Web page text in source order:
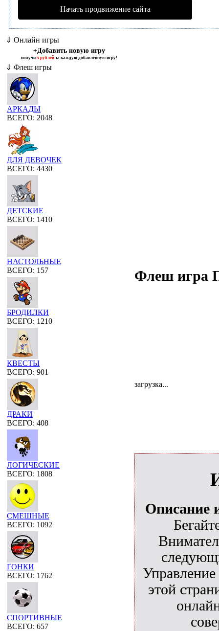
Начать продвижение сайта
⇓ Онлайн игры
+Добавить новую игру
получи 5 рублейза каждую добавленную игру!
⇓ Флеш игры
АРКАДЫ
ВСЕГО: 2048
ДЛЯ ДЕВОЧЕК
ВСЕГО: 4430
ДЕТСКИЕ
ВСЕГО: 1410
НАСТОЛЬНЫЕ
ВСЕГО: 157
БРОДИЛКИ
ВСЕГО: 1210
КВЕСТЫ
ВСЕГО: 901
ДРАКИ
ВСЕГО: 408
ЛОГИЧЕСКИЕ
ВСЕГО: 1808
СМЕШНЫЕ
ВСЕГО: 1092
ГОНКИ
ВСЕГО: 1762
СПОРТИВНЫЕ
ВСЕГО: 657
Флеш игра
загрузка...
Описание
этой